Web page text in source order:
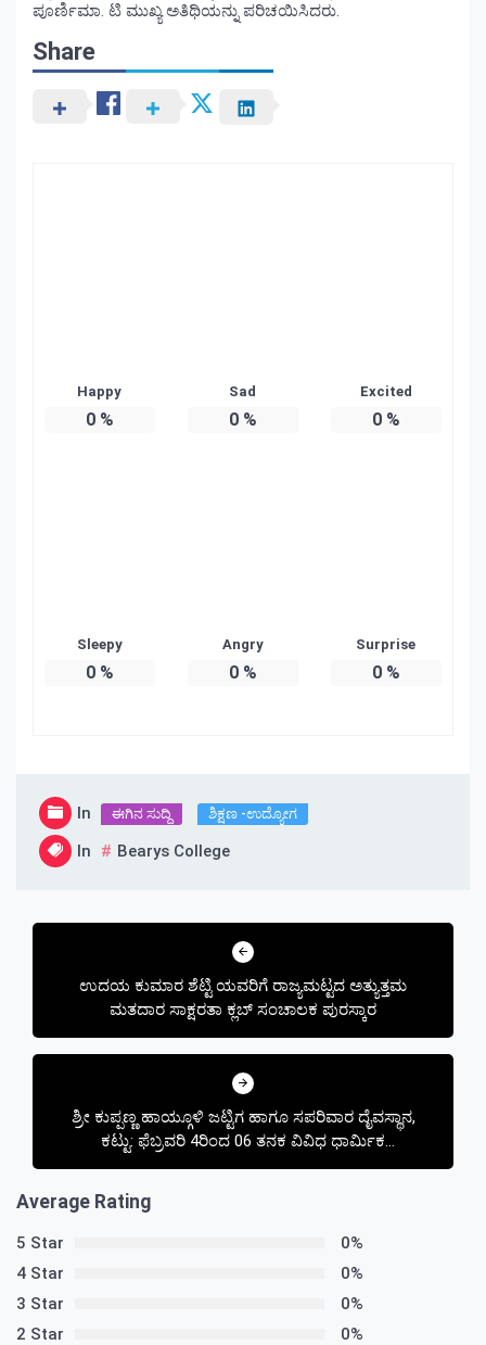
ಪೂರ್ಣಿಮಾ. ಟಿ ಮುಖ್ಯ ಅತಿಥಿಯನ್ನು ಪರಿಚಯಿಸಿದರು.
Share
Happy
0%
Sad
0%
Excited
0%
Sleepy
0%
Angry
0%
Surprise
0%
In ಈಗಿನ ಸುದ್ದಿ ಶಿಕ್ಷಣ -ಉದ್ಯೋಗ
In Bearys College
Post
ಉದಯ ಕುಮಾರ ಶೆಟ್ಟಿ ಯವರಿಗೆ ರಾಜ್ಯಮಟ್ಟದ ಅತ್ಯುತ್ತಮ
ಮತದಾರ ಸಾಕ್ಷರತಾ ಕ್ಲಬ್ ಸಂಚಾಲಕ ಪುರಸ್ಕಾರ
ಶ್ರೀ ಕುಪ್ಪಣ್ಣ ಹಾಯ್ಗೂಳಿ ಜಟ್ಟಿಗ ಹಾಗೂ ಸಪರಿವಾರ ದೈವಸ್ಥಾನ,
ಕಟ್ಟು: ಫೆಬ್ರವರಿ 4ರಿಂದ 06 ತನಕ ವಿವಿಧ ಧಾರ್ಮಿಕ
Average Rating
5 Star
0%
4 Star
0%
3 Star
0%
2 Star
0%